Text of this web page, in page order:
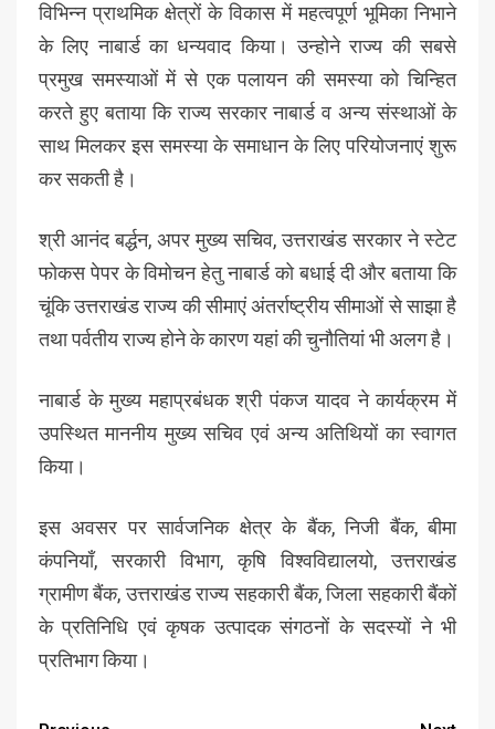
विभिन्न प्राथमिक क्षेत्रों के विकास में महत्वपूर्ण भूमिका निभाने
के लिए नाबार्ड का धन्यवाद किया। उन्होने राज्य की सबसे
प्रमुख समस्याओं में से एक पलायन की समस्या को चिन्हित
करते हुए बताया कि राज्य सरकार नाबार्ड व अन्य संस्थाओं के
साथ मिलकर इस समस्या के समाधान के लिए परियोजनाएं शुरू
कर सकती है।
श्री आनंद बर्द्धन, अपर मुख्य सचिव, उत्तराखंड सरकार ने स्टेट
फोकस पेपर के विमोचन हेतु नाबार्ड को बधाई दी और बताया कि
चूंकि उत्तराखंड राज्य की सीमाएं अंतर्राष्ट्रीय सीमाओं से साझा है
तथा पर्वतीय राज्य होने के कारण यहां की चुनौतियां भी अलग है।
नाबार्ड के मुख्य महाप्रबंधक श्री पंकज यादव ने कार्यक्रम में
उपस्थित माननीय मुख्य सचिव एवं अन्य अतिथियों का स्वागत
किया।
इस अवसर पर सार्वजनिक क्षेत्र के बैंक, निजी बैंक, बीमा
कंपनियाँ, सरकारी विभाग, कृषि विश्वविद्यालयो, उत्तराखंड
ग्रामीण बैंक, उत्तराखंड राज्य सहकारी बैंक, जिला सहकारी बैंकों
के प्रतिनिधि एवं कृषक उत्पादक संगठनों के सदस्यों ने भी
प्रतिभाग किया।